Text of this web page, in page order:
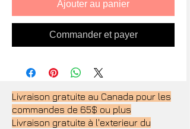
Ajouter au panier
Commander et payer
Livraison gratuite au Canada pour les
commandes de 65$ ou plus
Livraison gratuite à l'exterieur du